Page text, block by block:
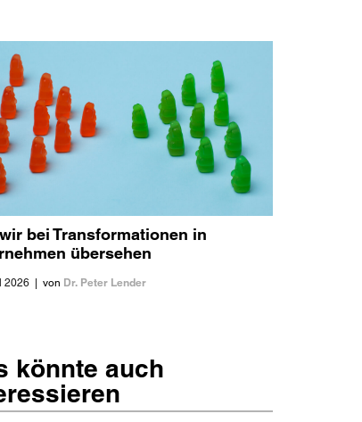
bei Transformationen in
übersehen
2026 | von Dr. Peter Lender
könnte auch